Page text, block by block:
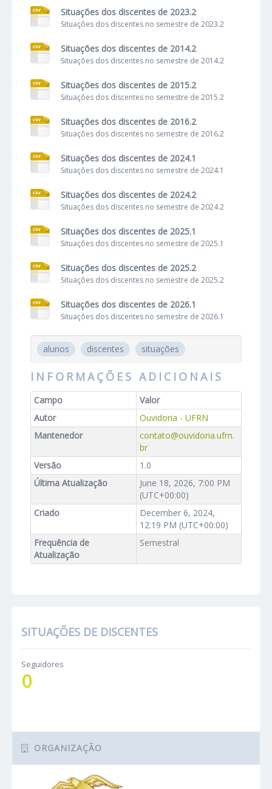
Situações dos discentes de 2023.2
Situações dos discentes no semestre de 2023.2
Situações dos discentes de 2014.2
Situações dos discentes no semestre de 2014.2
Situações dos discentes de 2015.2
Situações dos discentes no semestre de 2015.2
Situações dos discentes de 2016.2
Situações dos discentes no semestre de 2016.2
Situações dos discentes de 2024.1
Situações dos discentes no semestre de 2024.1
Situações dos discentes de 2024.2
Situações dos discentes no semestre de 2024.2
Situações dos discentes de 2025.1
Situações dos discentes no semestre de 2025.1
Situações dos discentes de 2025.2
Situações dos discentes no semestre de 2025.2
Situações dos discentes de 2026.1
Situações dos discentes no semestre de 2026.1
alunos discentes situações
INFORMAÇÕES ADICIONAIS
Campo
Valor
Autor
Ouvidoria - UFRN
Mantenedor
contato@ouvidoria.ufrn.
br
Versão
1.0
Última Atualização
June 18, 2026, 7:00 PM
(UTC+00:00)
Criado
December 6, 2024,
12:19 PM (UTC+00:00)
Frequência de
Atualização
Semestral
SITUAÇÕES DE DISCENTES
Seguidores
0
ORGANIZAÇÃO